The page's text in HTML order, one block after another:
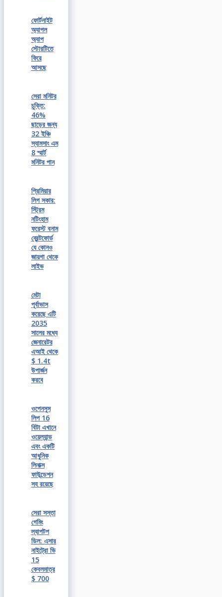
ফোর্টনাইট
অ্যাপল
অ্যাপ
স্টোরটিতে
ফিরে
আসছে
সেরা মনিটর
চুক্তি:
46%
ছাড়ের জন্য
32 ইঞ্চি
স্যামসাং এম
8 স্মার্ট
মনিটর পান
প্রিমিয়ার
লিগ সকার:
স্ট্রিম
নটিংহাম
ফরেস্ট বনাম
ব্রেন্টফোর্ড
যে কোনও
জায়গা থেকে
লাইভ
মেটা
পূর্বাভাস
করেছে এটি
2035
সালের মধ্যে
জেনারেটর
এআই থেকে
$ 1.4t
উপার্জন
করবে
ওপেনসুস
লিপ 16
বিটা এখানে
ওয়েল্যান্ড
এবং একটি
আধুনিক
লিনাক্স
ফাউন্ডেশন
সহ রয়েছে
সেরা সস্তা
গেমিং
ল্যাপটপ
ডিল: এসার
নাইট্রো ভি
15
কেবলমাত্র
$ 700